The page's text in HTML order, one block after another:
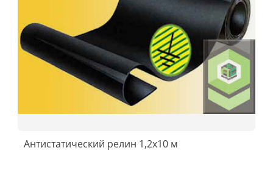
Антистатический релин 1,2x10 м